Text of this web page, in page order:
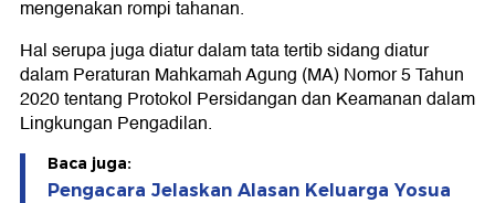
mengenakan rompi tahanan.
Hal serupa juga diatur dalam tata tertib sidang diatur
dalam Peraturan Mahkamah Agung (MA) Nomor 5 Tahun
2020 tentang Protokol Persidangan dan Keamanan dalam
Lingkungan Pengadilan.
Baca juga:
Pengacara Jelaskan Alasan Keluarga Yosua